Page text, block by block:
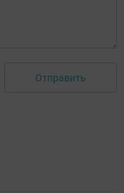
Отправить